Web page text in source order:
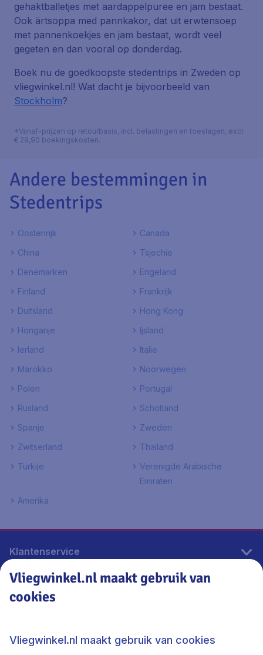
gehaktballetjes met aardappelpuree en jam bestaat.
Ook ärtsoppa med pannkakor, dat uit erwtensoep
met pannenkoekjes en jam bestaat, wordt veel
gegeten en dan vooral op donderdag.
Boek nu de goedkoopste stedentrips in Zweden op
vliegwinkel.nl! Wat dacht je bijvoorbeeld van
Stockholm?
*Vanaf-prijzen op retourbasis, incl. belastingen en toeslagen, excl.
€ 29,90 boekingskosten.
Andere bestemmingen in
Stedentrips
Oostenrijk
Canada
China
Tsjechie
Denemarken
Engeland
Finland
Frankrijk
Duitsland
Hong Kong
Hongarije
Ijsland
Ierland
Italie
Marokko
Noorwegen
Polen
Portugal
Rusland
Schotland
Spanje
Zweden
Zwitserland
Thailand
Turkije
Verenigde Arabische
Emiraten
Amerika
Klantenservice
Vliegwinkel.nl
Thema's
Vliegwinkel.nl maakt gebruik van
cookies
Vliegwinkel.nl maakt gebruik van cookies